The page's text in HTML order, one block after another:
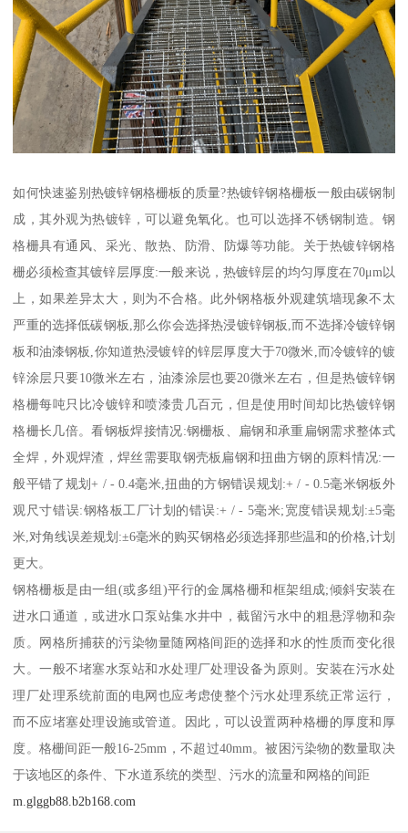
如何快速鉴别热镀锌钢格栅板的质量?热镀锌钢格栅板一般由碳钢制
成，其外观为热镀锌，可以避免氧化。也可以选择不锈钢制造。钢
格栅具有通风、采光、散热、防滑、防爆等功能。关于热镀锌钢格
栅必须检查其镀锌层厚度:一般来说，热镀锌层的均匀厚度在70μm以
上，如果差异太大，则为不合格。此外钢格板外观建筑墙现象不太
严重的选择低碳钢板,那么你会选择热浸镀锌钢板,而不选择冷镀锌钢
板和油漆钢板,你知道热浸镀锌的锌层厚度大于70微米,而冷镀锌的镀
锌涂层只要10微米左右，油漆涂层也要20微米左右，但是热镀锌钢
格栅每吨只比冷镀锌和喷漆贵几百元，但是使用时间却比热镀锌钢
格栅长几倍。看钢板焊接情况:钢栅板、扁钢和承重扁钢需求整体式
全焊，外观焊渣，焊丝需要取钢壳板扁钢和扭曲方钢的原料情况:一
般平错了规划+ / - 0.4毫米,扭曲的方钢错误规划:+ / - 0.5毫米钢板外
观尺寸错误:钢格板工厂计划的错误:+ / - 5毫米;宽度错误规划:±5毫
米,对角线误差规划:±6毫米的购买钢格必须选择那些温和的价格,计划
更大。
钢格栅板是由一组(或多组)平行的金属格栅和框架组成;倾斜安装在
进水口通道，或进水口泵站集水井中，截留污水中的粗悬浮物和杂
质。网格所捕获的污染物量随网格间距的选择和水的性质而变化很
大。一般不堵塞水泵站和水处理厂处理设备为原则。安装在污水处
理厂处理系统前面的电网也应考虑使整个污水处理系统正常运行，
而不应堵塞处理设施或管道。因此，可以设置两种格栅的厚度和厚
度。格栅间距一般16-25mm，不超过40mm。被困污染物的数量取决
于该地区的条件、下水道系统的类型、污水的流量和网格的间距
m.glggb88.b2b168.com